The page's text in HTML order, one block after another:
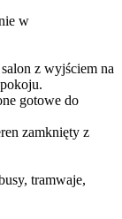
w
z wyjściem na
gotowe do
zamknięty z
tramwaje,